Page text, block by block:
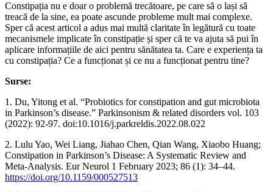
Constipația nu e doar o problemă trecătoare, pe care să o lași să
treacă de la sine, ea poate ascunde probleme mult mai complexe.
Sper că acest articol a adus mai multă claritate în legătură cu toate
mecanismele implicate în constipație și sper că te va ajuta să pui în
aplicare informațiile de aici pentru sănătatea ta. Care e experiența ta
cu constipația? Ce a funcționat și ce nu a funcționat pentru tine?
Surse:
1. Du, Yitong et al. “Probiotics for constipation and gut microbiota
in Parkinson’s disease.” Parkinsonism & related disorders vol. 103
(2022): 92-97. doi:10.1016/j.parkreldis.2022.08.022
2. Lulu Yao, Wei Liang, Jiahao Chen, Qian Wang, Xiaobo Huang;
Constipation in Parkinson’s Disease: A Systematic Review and
Meta-Analysis. Eur Neurol 1 February 2023; 86 (1): 34–44.
https://doi.org/10.1159/000527513